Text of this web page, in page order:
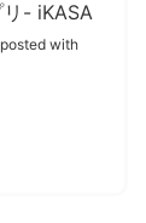
- iKASA
posted with